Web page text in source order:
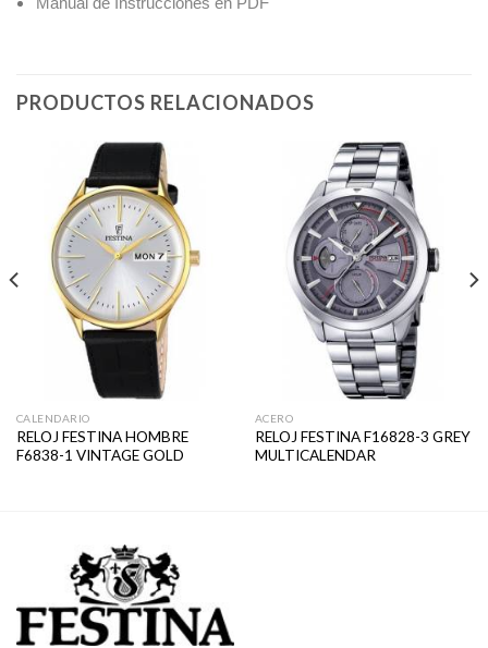
PRODUCTOS RELACIONADOS
CALENDARIO
RELOJ FESTINA HOMBRE
F6838-1 VINTAGE GOLD
ACERO
RELOJ FESTINA F16828-3 GREY
MULTICALENDAR